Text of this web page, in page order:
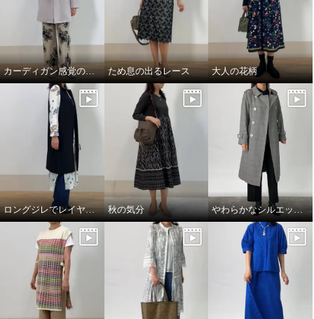
カーディガン感覚のコート ため息の出るレース 大人の花柄
ロングジレでレイヤードスタイル 秋の気分 やわらかなシルエットの上質トレンチコート